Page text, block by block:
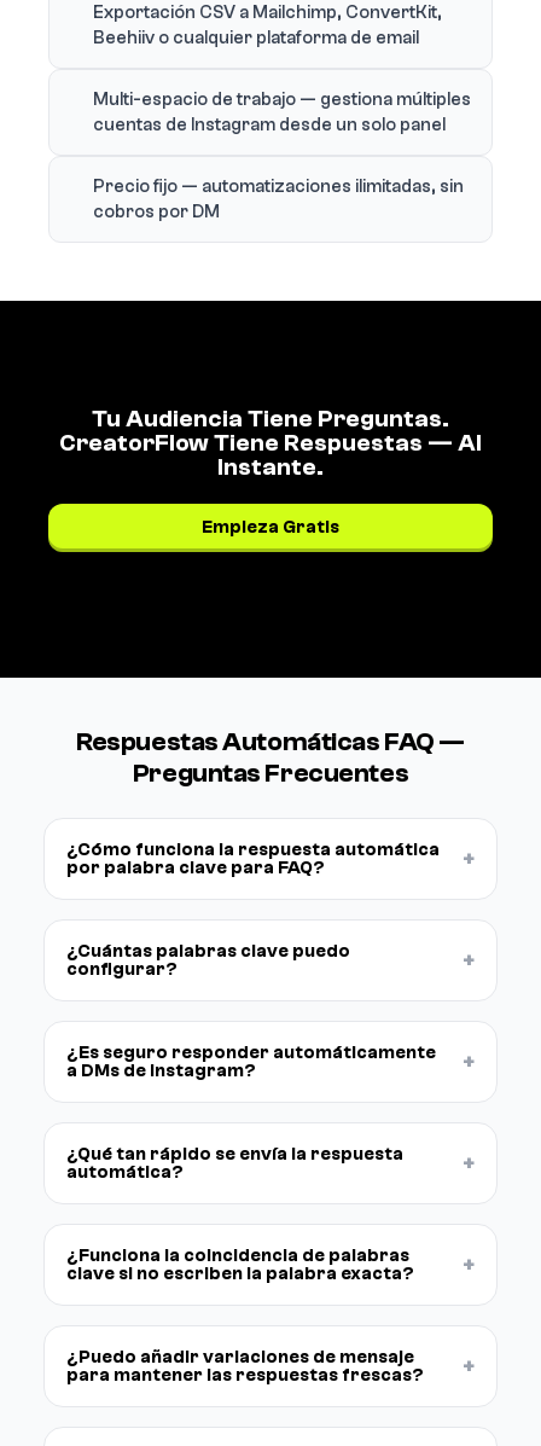
Exportación CSV a Mailchimp, ConvertKit,
Beehiiv o cualquier plataforma de email
Multi-espacio de trabajo — gestiona múltiples
cuentas de Instagram desde un solo panel
Precio fijo — automatizaciones ilimitadas, sin
cobros por DM
Tu Audiencia Tiene Preguntas.
CreatorFlow Tiene Respuestas — Al
Instante.
Empieza Gratis
Respuestas Automáticas FAQ —
Preguntas Frecuentes
¿Cómo funciona la respuesta automática
por palabra clave para FAQ?
+
¿Cuántas palabras clave puedo
configurar?
+
¿Es seguro responder automáticamente
a DMs de Instagram?
+
¿Qué tan rápido se envía la respuesta
automática?
+
¿Funciona la coincidencia de palabras
clave si no escriben la palabra exacta?
+
¿Puedo añadir variaciones de mensaje
para mantener las respuestas frescas?
+